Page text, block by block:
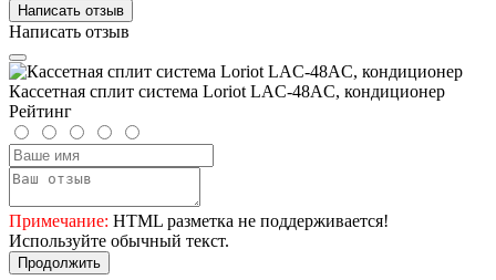
Написать отзыв
Написать отзыв
Кассетная сплит система Loriot LAC-48AC, кондиционер
Рейтинг
Примечание: HTML разметка не поддерживается!
Используйте обычный текст.
Продолжить